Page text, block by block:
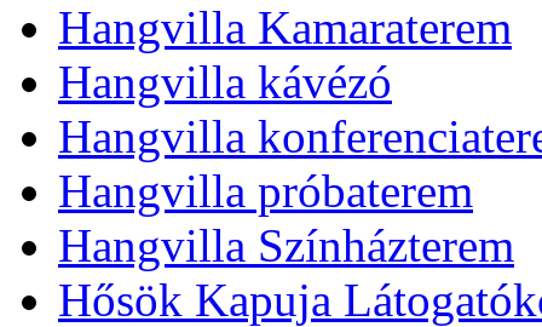
Hangvilla Kamaraterem
Hangvilla kávézó
Hangvilla
Hangvilla próbaterem
Hangvilla Színházterem
Hősök Kapuja